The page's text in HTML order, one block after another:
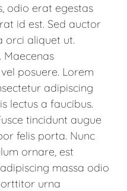
odio erat egestas
id est. Sed auctor
orci aliquet ut.
Maecenas
posuere. Lorem
adipiscing
lectus a faucibus.
tincidunt augue
felis porta. Nunc
ornare, est
massa odio
urna